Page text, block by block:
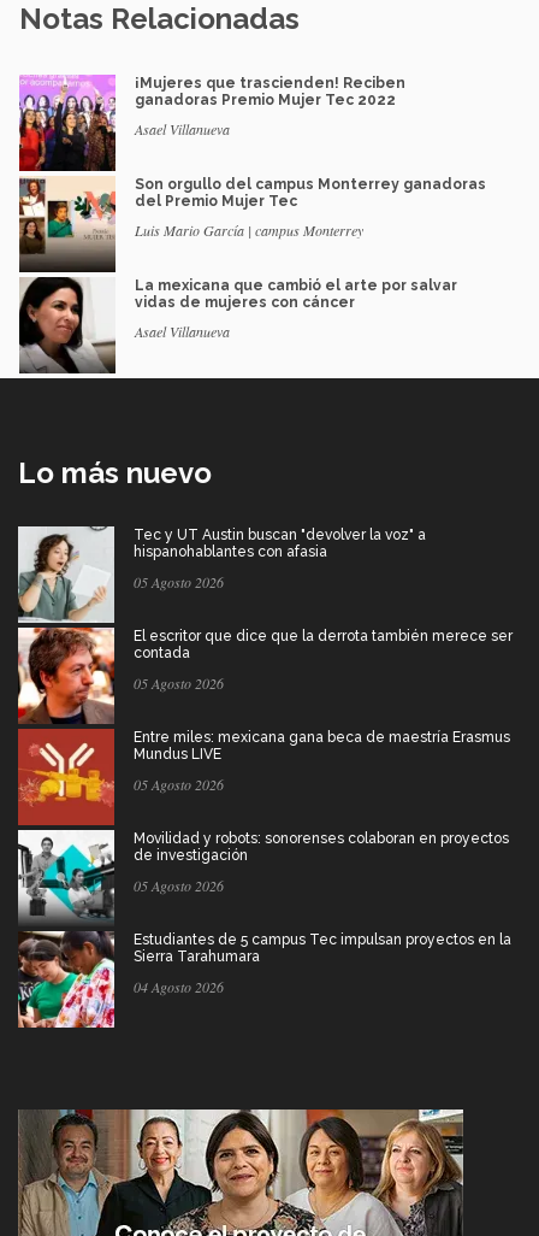
Notas Relacionadas
¡Mujeres que trascienden! Reciben
ganadoras Premio Mujer Tec 2022
Asael Villanueva
Son orgullo del campus Monterrey ganadoras
del Premio Mujer Tec
Luis Mario García | campus Monterrey
La mexicana que cambió el arte por salvar
vidas de mujeres con cáncer
Asael Villanueva
Lo más nuevo
Tec y UT Austin buscan "devolver la voz" a
hispanohablantes con afasia
05 Agosto 2026
El escritor que dice que la derrota también merece ser
contada
05 Agosto 2026
Entre miles: mexicana gana beca de maestría Erasmus
Mundus LIVE
05 Agosto 2026
Movilidad y robots: sonorenses colaboran en proyectos
de investigación
05 Agosto 2026
Estudiantes de 5 campus Tec impulsan proyectos en la
Sierra Tarahumara
04 Agosto 2026